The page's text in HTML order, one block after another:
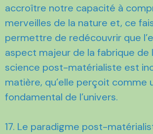
accroître notre capacité à
merveilles de la nature et, ce
permettre de redécouvrir que
aspect majeur de la fabrique de
science post-matérialiste est
matière, qu’elle perçoit comme
fondamental de l’univers.
17. Le paradigme post-